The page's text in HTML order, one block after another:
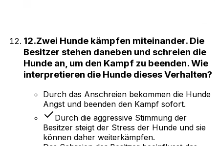
12.Zwei Hunde kämpfen miteinander. Die
Besitzer stehen daneben und schreien die
Hunde an, um den Kampf zu beenden. Wie
interpretieren die Hunde dieses Verhalten?
Durch das Anschreien bekommen die Hunde
Angst und beenden den Kampf sofort.
Durch die aggressive Stimmung der
Besitzer steigt der Stress der Hunde und sie
können daher weiterkämpfen.